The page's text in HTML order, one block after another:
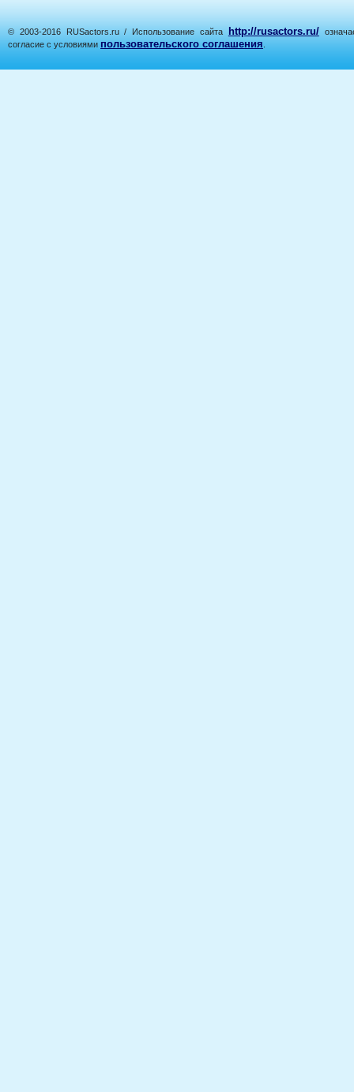
© 2003-2016 RUSactors.ru / Использование сайта http://rusactors.ru/
согласие с условиями пользовательского соглашения